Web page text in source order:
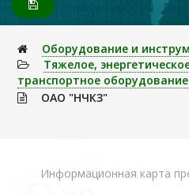
Оборудование и
Тяжелое,
транспортное оборудование
ОАО "НЧКЗ"
Информационная карта